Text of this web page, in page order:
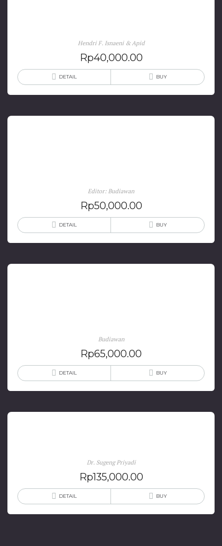
Hendri F. Isnaeni & Apid
Rp40,000.00
DETAIL BUY
Editor: Budiawan
Rp50,000.00
DETAIL BUY
Budiawan
Rp65,000.00
DETAIL BUY
Dr. Sugeng Priyadi
Rp135,000.00
DETAIL BUY